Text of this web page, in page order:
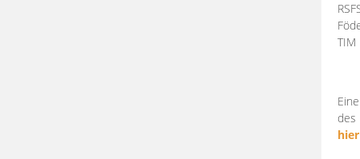
des
hier